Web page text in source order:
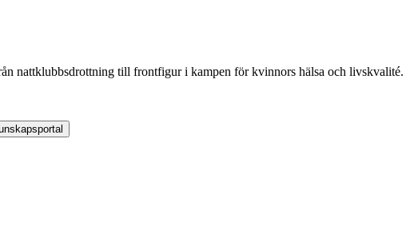
nattklubbsdrottning till frontfigur i kampen för kvinnors hälsa och livskvalité.